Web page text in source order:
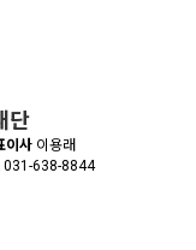
이사 이용래
031-638-8844